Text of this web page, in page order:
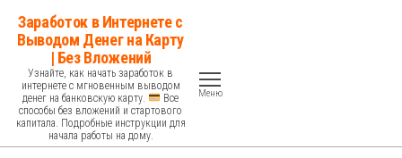
Перейти
содержимому
Заработок в Интернете с
Выводом Денег на Карту
| Без Вложений
Узнайте, как начать заработок в
интернете с мгновенным выводом
денег на банковскую карту.
Все
способы без вложений и стартового
капитала. Подробные инструкции для
начала работы на дому.
Меню